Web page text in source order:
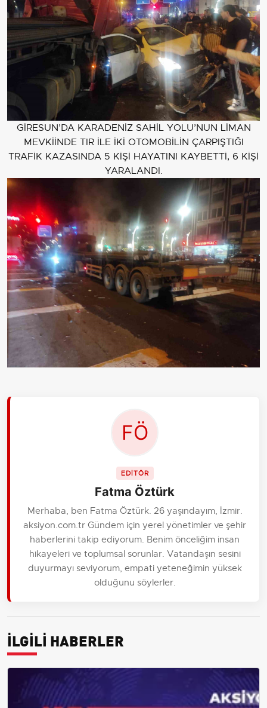
GİRESUN’DA KARADENİZ SAHİL YOLU’NUN LİMAN
MEVKİİNDE TIR İLE İKİ OTOMOBİLİN ÇARPIŞTIĞI
TRAFİK KAZASINDA 5 KİŞİ HAYATINI KAYBETTİ, 6 KİŞİ
YARALANDI.
EDİTÖR
Fatma Öztürk
Merhaba, ben Fatma Öztürk. 26 yaşındayım, İzmir.
aksiyon.com.tr Gündem için yerel yönetimler ve şehir
haberlerini takip ediyorum. Benim önceliğim insan
hikayeleri ve toplumsal sorunlar. Vatandaşın sesini
duyurmayı seviyorum, empati yeteneğimin yüksek
olduğunu söylerler.
İLGİLİ HABERLER